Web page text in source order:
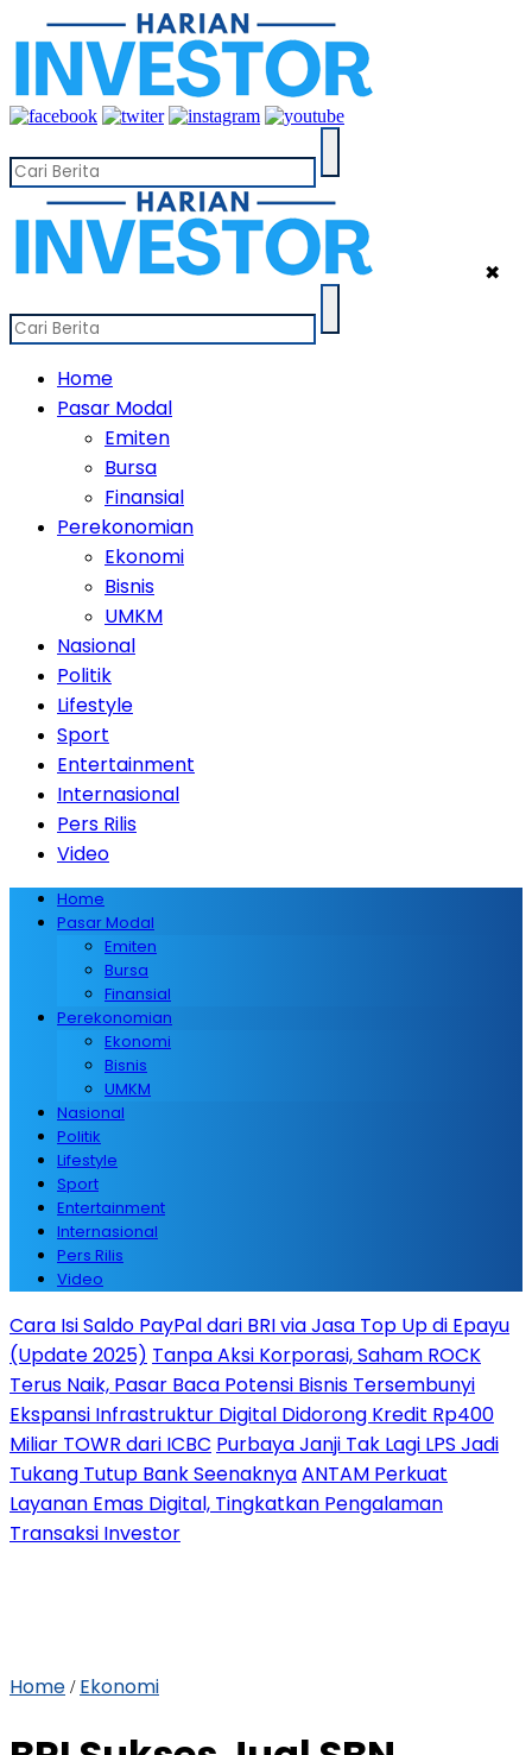
✖
Home
Pasar Modal
Emiten
Bursa
Finansial
Perekonomian
Ekonomi
Bisnis
UMKM
Nasional
Politik
Lifestyle
Sport
Entertainment
Internasional
Pers Rilis
Video
Home
Pasar Modal
Emiten
Bursa
Finansial
Perekonomian
Ekonomi
Bisnis
UMKM
Nasional
Politik
Lifestyle
Sport
Entertainment
Internasional
Pers Rilis
Video
Cara Isi Saldo PayPal dari BRI via Jasa Top Up di Epayu
(Update 2025) Tanpa Aksi Korporasi, Saham ROCK
Terus Naik, Pasar Baca Potensi Bisnis Tersembunyi
Ekspansi Infrastruktur Digital Didorong Kredit Rp400
Miliar TOWR dari ICBC Purbaya Janji Tak Lagi LPS Jadi
Tukang Tutup Bank SeenaknyaANTAM Perkuat
Layanan Emas Digital, Tingkatkan Pengalaman
Transaksi Investor
Home / Ekonomi